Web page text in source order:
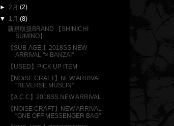
►2月(2)
▼ 1月(8)
新規取扱BRAND 【SHINICHI
SUMINO】
【SUB-AGE.】2018SS NEW
ARRIVAL "× BANZAI"
【USED】PICK UP ITEM
【NOiSE CRAFT】NEW ARRIVAL
"REVERSE MUSLIN"
【A.C.C】2018SS NEW ARRIVAL
【NOiSE CRAFT】NEW ARRIVAL
"ONE OFF MESSENGER BAG"